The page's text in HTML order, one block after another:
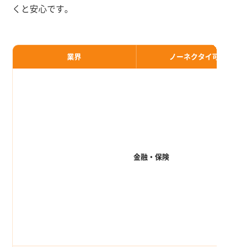
くと安心です。
業界 ノーネクタイ可否
金融・保険